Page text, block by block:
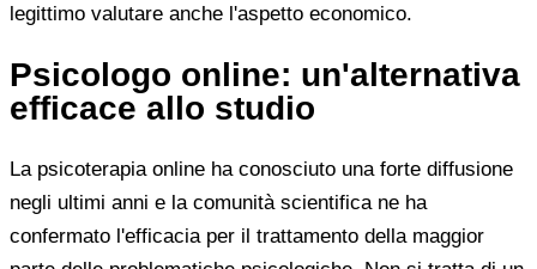
legittimo valutare anche l'aspetto economico.
Psicologo online: un'alternativa
efficace allo studio
La psicoterapia online ha conosciuto una forte diffusione
negli ultimi anni e la comunità scientifica ne ha
confermato l'efficacia per il trattamento della maggior